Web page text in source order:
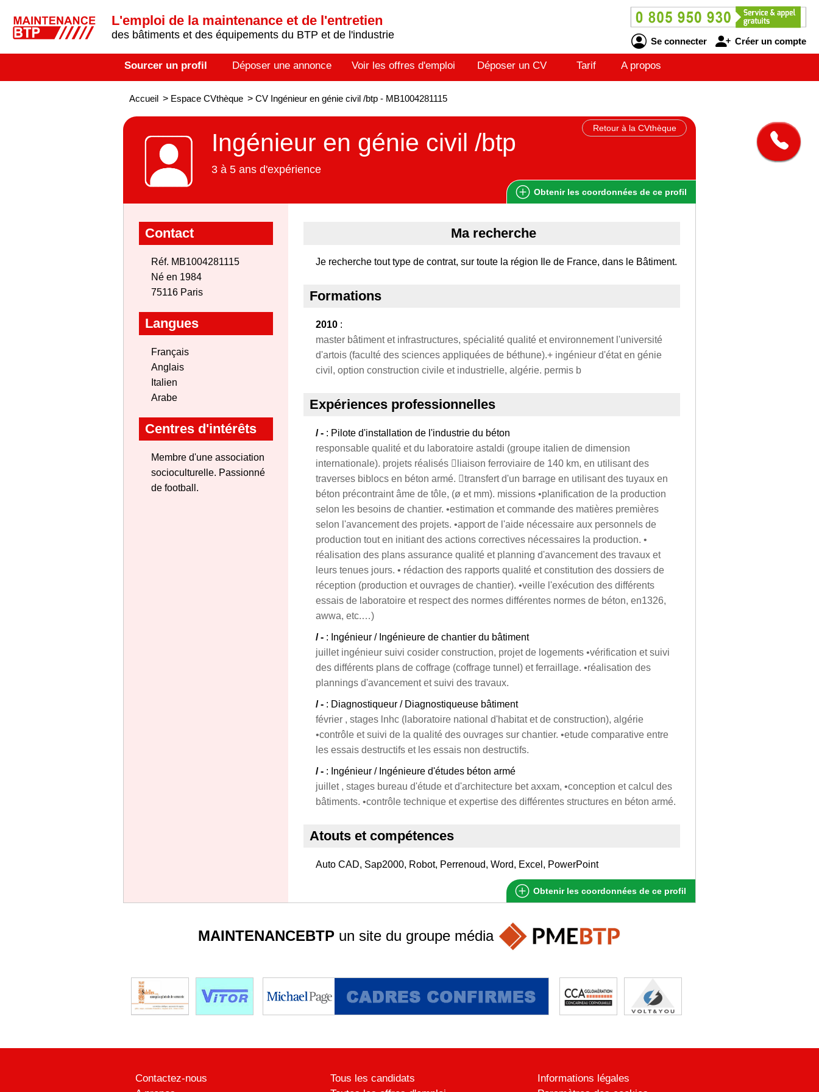
L'emploi de la maintenance et de l'entretien
des bâtiments et des équipements du BTP et de l'industrie
Se connecter Créer un compte
Sourcer un profil Déposer une annonce Voir les offres d'emploi Déposer un CV Tarif A propos
Accueil > Espace CVthèque > CV Ingénieur en génie civil /btp - MB1004281115
Retour à la CVthèque
Ingénieur en génie civil /btp
3 à 5 ans d'expérience
Obtenir les coordonnées de ce profil
Contact
Réf. MB1004281115
Né en 1984
75116 Paris
Langues
Français
Anglais
Italien
Arabe
Centres d'intérêts
Membre d'une association
socioculturelle. Passionné
de football.
Ma recherche
Je recherche tout type de contrat, sur toute la région Ile de France, dans le Bâtiment.
Formations
2010 :
master bâtiment et infrastructures, spécialité qualité et environnement l'université
d'artois (faculté des sciences appliquées de béthune).+ ingénieur d'état en génie
civil, option construction civile et industrielle, algérie. permis b
Expériences professionnelles
/ - : Pilote d'installation de l'industrie du béton
responsable qualité et du laboratoire astaldi (groupe italien de dimension
internationale). projets réalisés liaison ferroviaire de 140 km, en utilisant des
traverses biblocs en béton armé. transfert d'un barrage en utilisant des tuyaux en
béton précontraint âme de tôle, (ø et mm). missions •planification de la production
selon les besoins de chantier. •estimation et commande des matières premières
selon l'avancement des projets. •apport de l'aide nécessaire aux personnels de
production tout en initiant des actions correctives nécessaires la production. •
réalisation des plans assurance qualité et planning d'avancement des travaux et
leurs tenues jours. • rédaction des rapports qualité et constitution des dossiers de
réception (production et ouvrages de chantier). •veille l'exécution des différents
essais de laboratoire et respect des normes différentes normes de béton, en1326,
awwa, etc.…)
/ - : Ingénieur / Ingénieure de chantier du bâtiment
juillet ingénieur suivi cosider construction, projet de logements •vérification et suivi
des différents plans de coffrage (coffrage tunnel) et ferraillage. •réalisation des
plannings d'avancement et suivi des travaux.
/ - : Diagnostiqueur / Diagnostiqueuse bâtiment
février , stages lnhc (laboratoire national d'habitat et de construction), algérie
•contrôle et suivi de la qualité des ouvrages sur chantier. •etude comparative entre
les essais destructifs et les essais non destructifs.
/ - : Ingénieur / Ingénieure d'études béton armé
juillet , stages bureau d'étude et d'architecture bet axxam, •conception et calcul des
bâtiments. •contrôle technique et expertise des différentes structures en béton armé.
Atouts et compétences
Auto CAD, Sap2000, Robot, Perrenoud, Word, Excel, PowerPoint
Obtenir les coordonnées de ce profil
MAINTENANCEBTPun site du groupe média
Contactez-nous
Tous les candidats
Informations légales